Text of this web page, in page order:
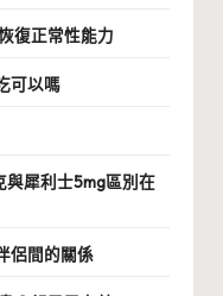
復正常性能力
可以嗎
犀利士5mg區別在
侶間的關係